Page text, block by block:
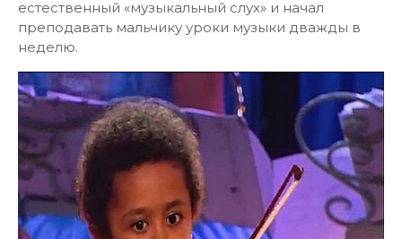
естественный «музыкальный слух» и начал
преподавать мальчику уроки музыки дважды в
неделю.